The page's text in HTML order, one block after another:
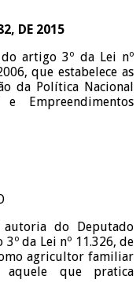
DE 2015
artigo 3º da Lei nº
que estabelece as
da Política Nacional
Empreendimentos
do Deputado
da Lei nº 11.326, de
agricultor familiar
que pratica